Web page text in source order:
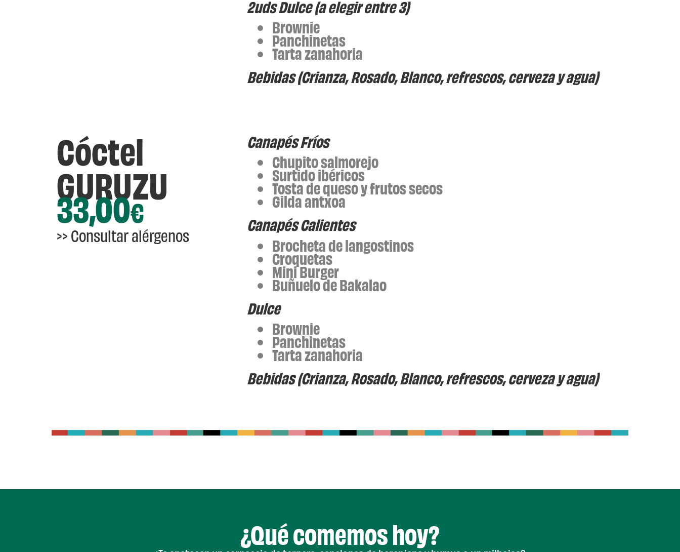
2uds Dulce (a elegir entre 3)
Brownie
Panchinetas
Tarta zanahoria
Bebidas (Crianza, Rosado, Blanco, refrescos, cerveza y agua)
Cóctel
GURUZU
33,00€
>>Consultar alérgenos
Canapés Fríos
Chupito salmorejo
Surtido ibéricos
Tosta de queso y frutos secos
Gilda antxoa
CanapésCalientes
Brocheta de langostinos
Croquetas
Mini Burger
Buñuelo de Bakalao
Dulce
Brownie
Panchinetas
Tarta zanahoria
Bebidas (Crianza, Rosado, Blanco, refrescos, cerveza y agua)
¿Qué comemos hoy?